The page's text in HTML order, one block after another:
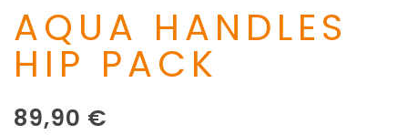
AQUA HANDLES
HIP PACK
89,90 €